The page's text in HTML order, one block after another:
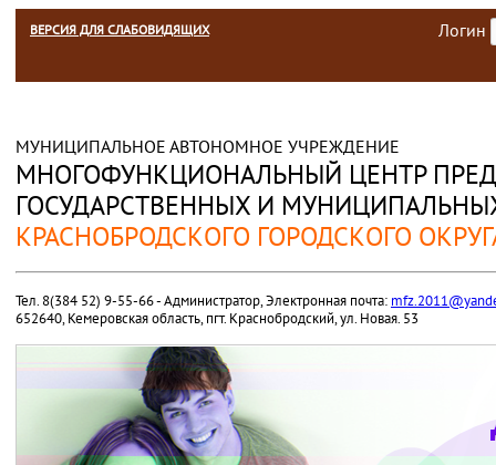
Логин
ВЕРСИЯ ДЛЯ СЛАБОВИДЯЩИХ
МУНИЦИПАЛЬНОЕ АВТОНОМНОЕ УЧРЕЖДЕНИЕ
МНОГОФУНКЦИОНАЛЬНЫЙ ЦЕНТР
ГОСУДАРСТВЕННЫХ И
КРАСНОБРОДСКОГО ГОРОДСКОГО
Тел. 8(384 52) 9-55-66 - Администратор, Электронная почта:
652640, Кемеровская область, пгт. Краснобродский, ул. Новая. 53